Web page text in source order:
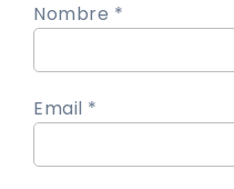
Nombre *
Email *